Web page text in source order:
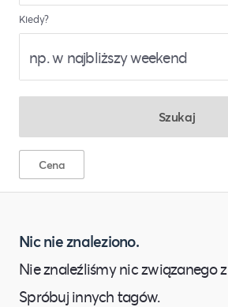
Kiedy?
Szukaj
Cena
Nic nie znaleziono.
Nie znaleźliśmy nic związanego z
Spróbuj innych tagów.